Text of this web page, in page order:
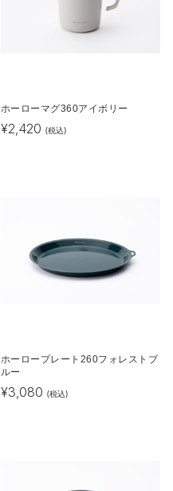
ホーローマグ360アイボリー
¥2,420 (税込)
ホーロープレート260フォレストブ
ルー
¥3,080 (税込)